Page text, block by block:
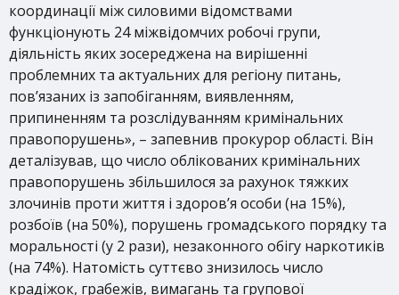
координації між силовими відомствами
функціонують 24 міжвідомчих робочі групи,
діяльність яких зосереджена на вирішенні
проблемних та актуальних для регіону питань,
пов’язаних із запобіганням, виявленням,
припиненням та розслідуванням кримінальних
правопорушень», – запевнив прокурор області. Він
деталізував, що число облікованих кримінальних
правопорушень збільшилося за рахунок тяжких
злочинів проти життя і здоров’я особи (на 15%),
розбоїв (на 50%), порушень громадського порядку та
моральності (у 2 рази), незаконного обігу наркотиків
(на 74%). Натомість суттєво знизилось число
крадіжок, грабежів, вимагань та групової